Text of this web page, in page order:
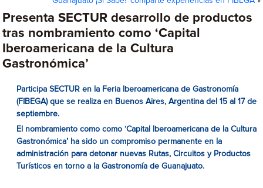
Presenta SECTUR desarrollo de productos
tras nombramiento como ‘Capital
Iberoamericana de la Cultura
Gastronómica’
Participa SECTUR en la Feria Iberoamericana de Gastronomía
(FIBEGA) que se realiza en Buenos Aires, Argentina del 15 al 17 de
septiembre.
El nombramiento como como ‘Capital Iberoamericana de la Cultura
Gastronómica’ ha sido un compromiso permanente en la
administración para detonar nuevas Rutas, Circuitos y Productos
Turísticos en torno a la Gastronomía de Guanajuato.